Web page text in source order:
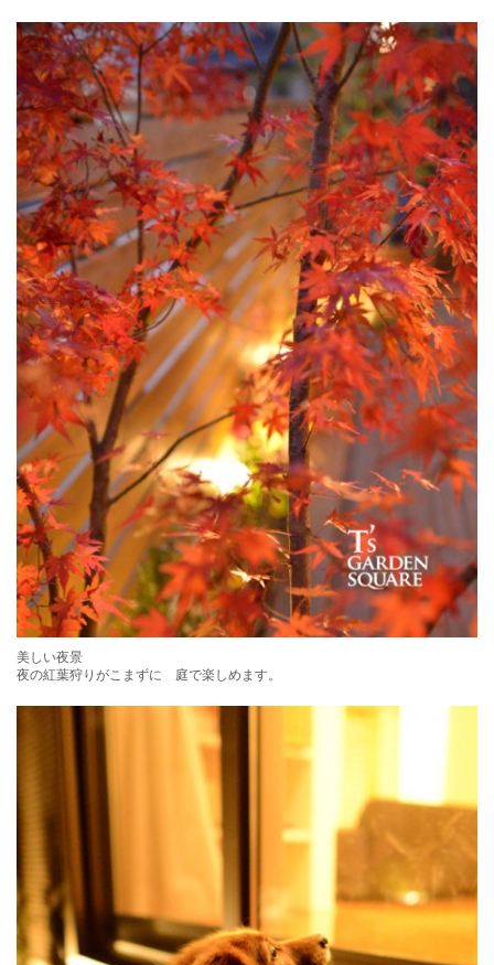
美しい夜景
夜の紅葉狩りがこまずに 庭で楽しめます。